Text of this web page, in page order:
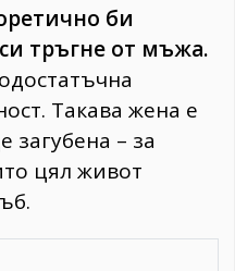
би
тръгне от мъжа.
Такава жена е
– за
цял живот